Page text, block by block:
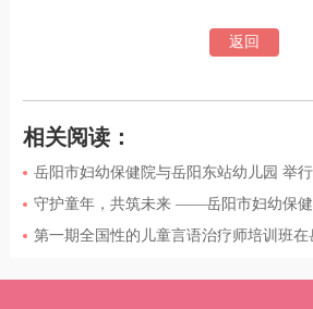
返回
相关阅读：
岳阳市妇幼保健院与岳阳东站幼儿园 举
守护童年，共筑未来 ——岳阳市妇幼保健院与东站幼儿园
第一期全国性的儿童言语治疗师培训班